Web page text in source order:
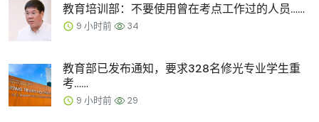
教育培训部：不要使用曾在考点工作过的人员……
9 小时前 34
教育部已发布通知，要求328名修光专业学生重
考……
9 小时前 29